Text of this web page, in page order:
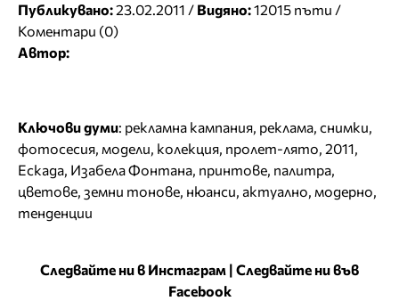
Публикувано:23.02.2011 / Видяно:12015 пъти /
Коментари (0)
Автор:
Ключови думи: рекламна кампания, реклама, снимки,
фотосесия, модели, колекция, пролет-лято, 2011,
Ескада, Изабела Фонтана, принтове, палитра,
цветове, земни тонове, нюанси, актуално, модерно,
тенденции
Следвайте ни в Инстаграм | Следвайте ни във
Facebook